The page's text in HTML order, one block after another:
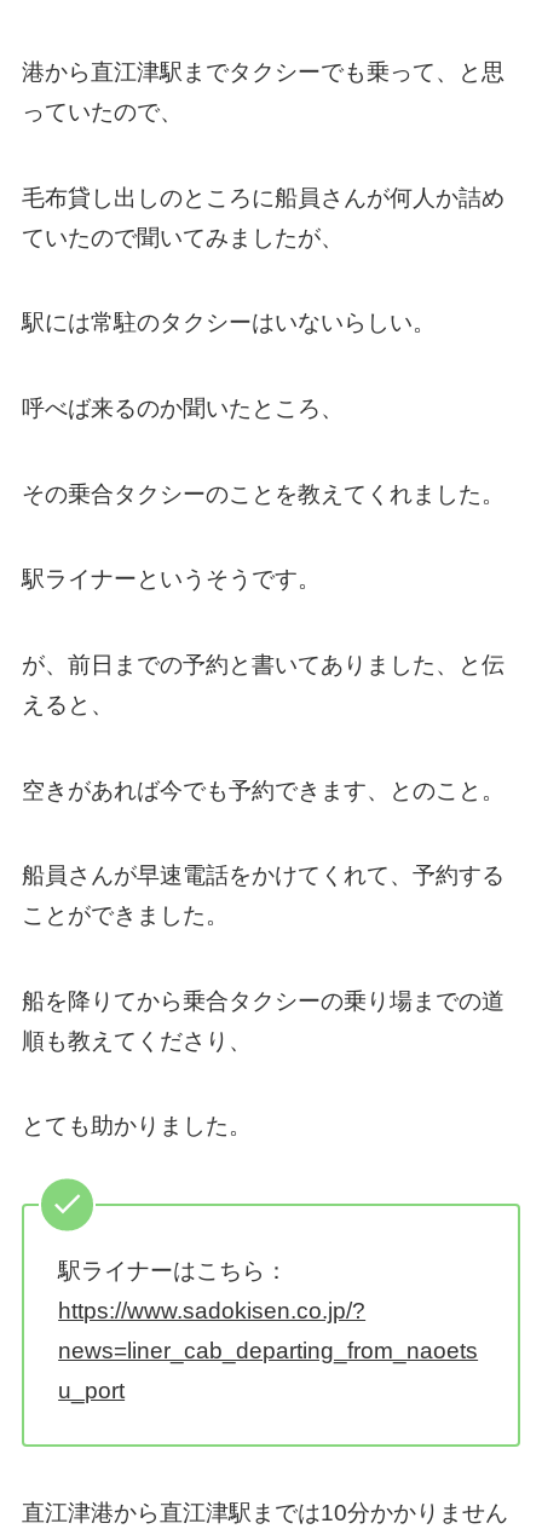
港から直江津駅までタクシーでも乗って、と思
っていたので、
毛布貸し出しのところに船員さんが何人か詰め
ていたので聞いてみましたが、
駅には常駐のタクシーはいないらしい。
呼べば来るのか聞いたところ、
その乗合タクシーのことを教えてくれました。
駅ライナーというそうです。
が、前日までの予約と書いてありました、と伝
えると、
空きがあれば今でも予約できます、とのこと。
船員さんが早速電話をかけてくれて、予約する
ことができました。
船を降りてから乗合タクシーの乗り場までの道
順も教えてくださり、
とても助かりました。
駅ライナーはこちら：
https://www.sadokisen.co.jp/?
news=liner_cab_departing_from_naoets
u_port
直江津港から直江津駅までは10分かかりません